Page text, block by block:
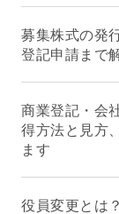
募集株式の発
登記申請まで
商業登記・会
得方法と見方
ます
役員変更とは